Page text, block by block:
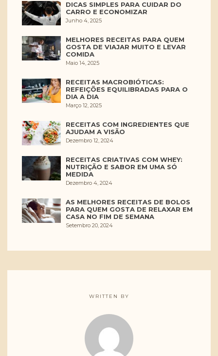
DICAS SIMPLES PARA CUIDAR DO
CARRO E ECONOMIZAR
Junho 4, 2025
MELHORES RECEITAS PARA QUEM
GOSTA DE VIAJAR MUITO E LEVAR
COMIDA
Maio 14, 2025
RECEITAS MACROBIÓTICAS:
REFEIÇÕES EQUILIBRADAS PARA O
DIA A DIA
Março 12, 2025
RECEITAS COM INGREDIENTES QUE
AJUDAM A VISÃO
Dezembro 12, 2024
RECEITAS CRIATIVAS COM WHEY:
NUTRIÇÃO E SABOR EM UMA SÓ
MEDIDA
Dezembro 4, 2024
AS MELHORES RECEITAS DE BOLOS
PARA QUEM GOSTA DE RELAXAR EM
CASA NO FIM DE SEMANA
Setembro 20, 2024
WRITTEN BY